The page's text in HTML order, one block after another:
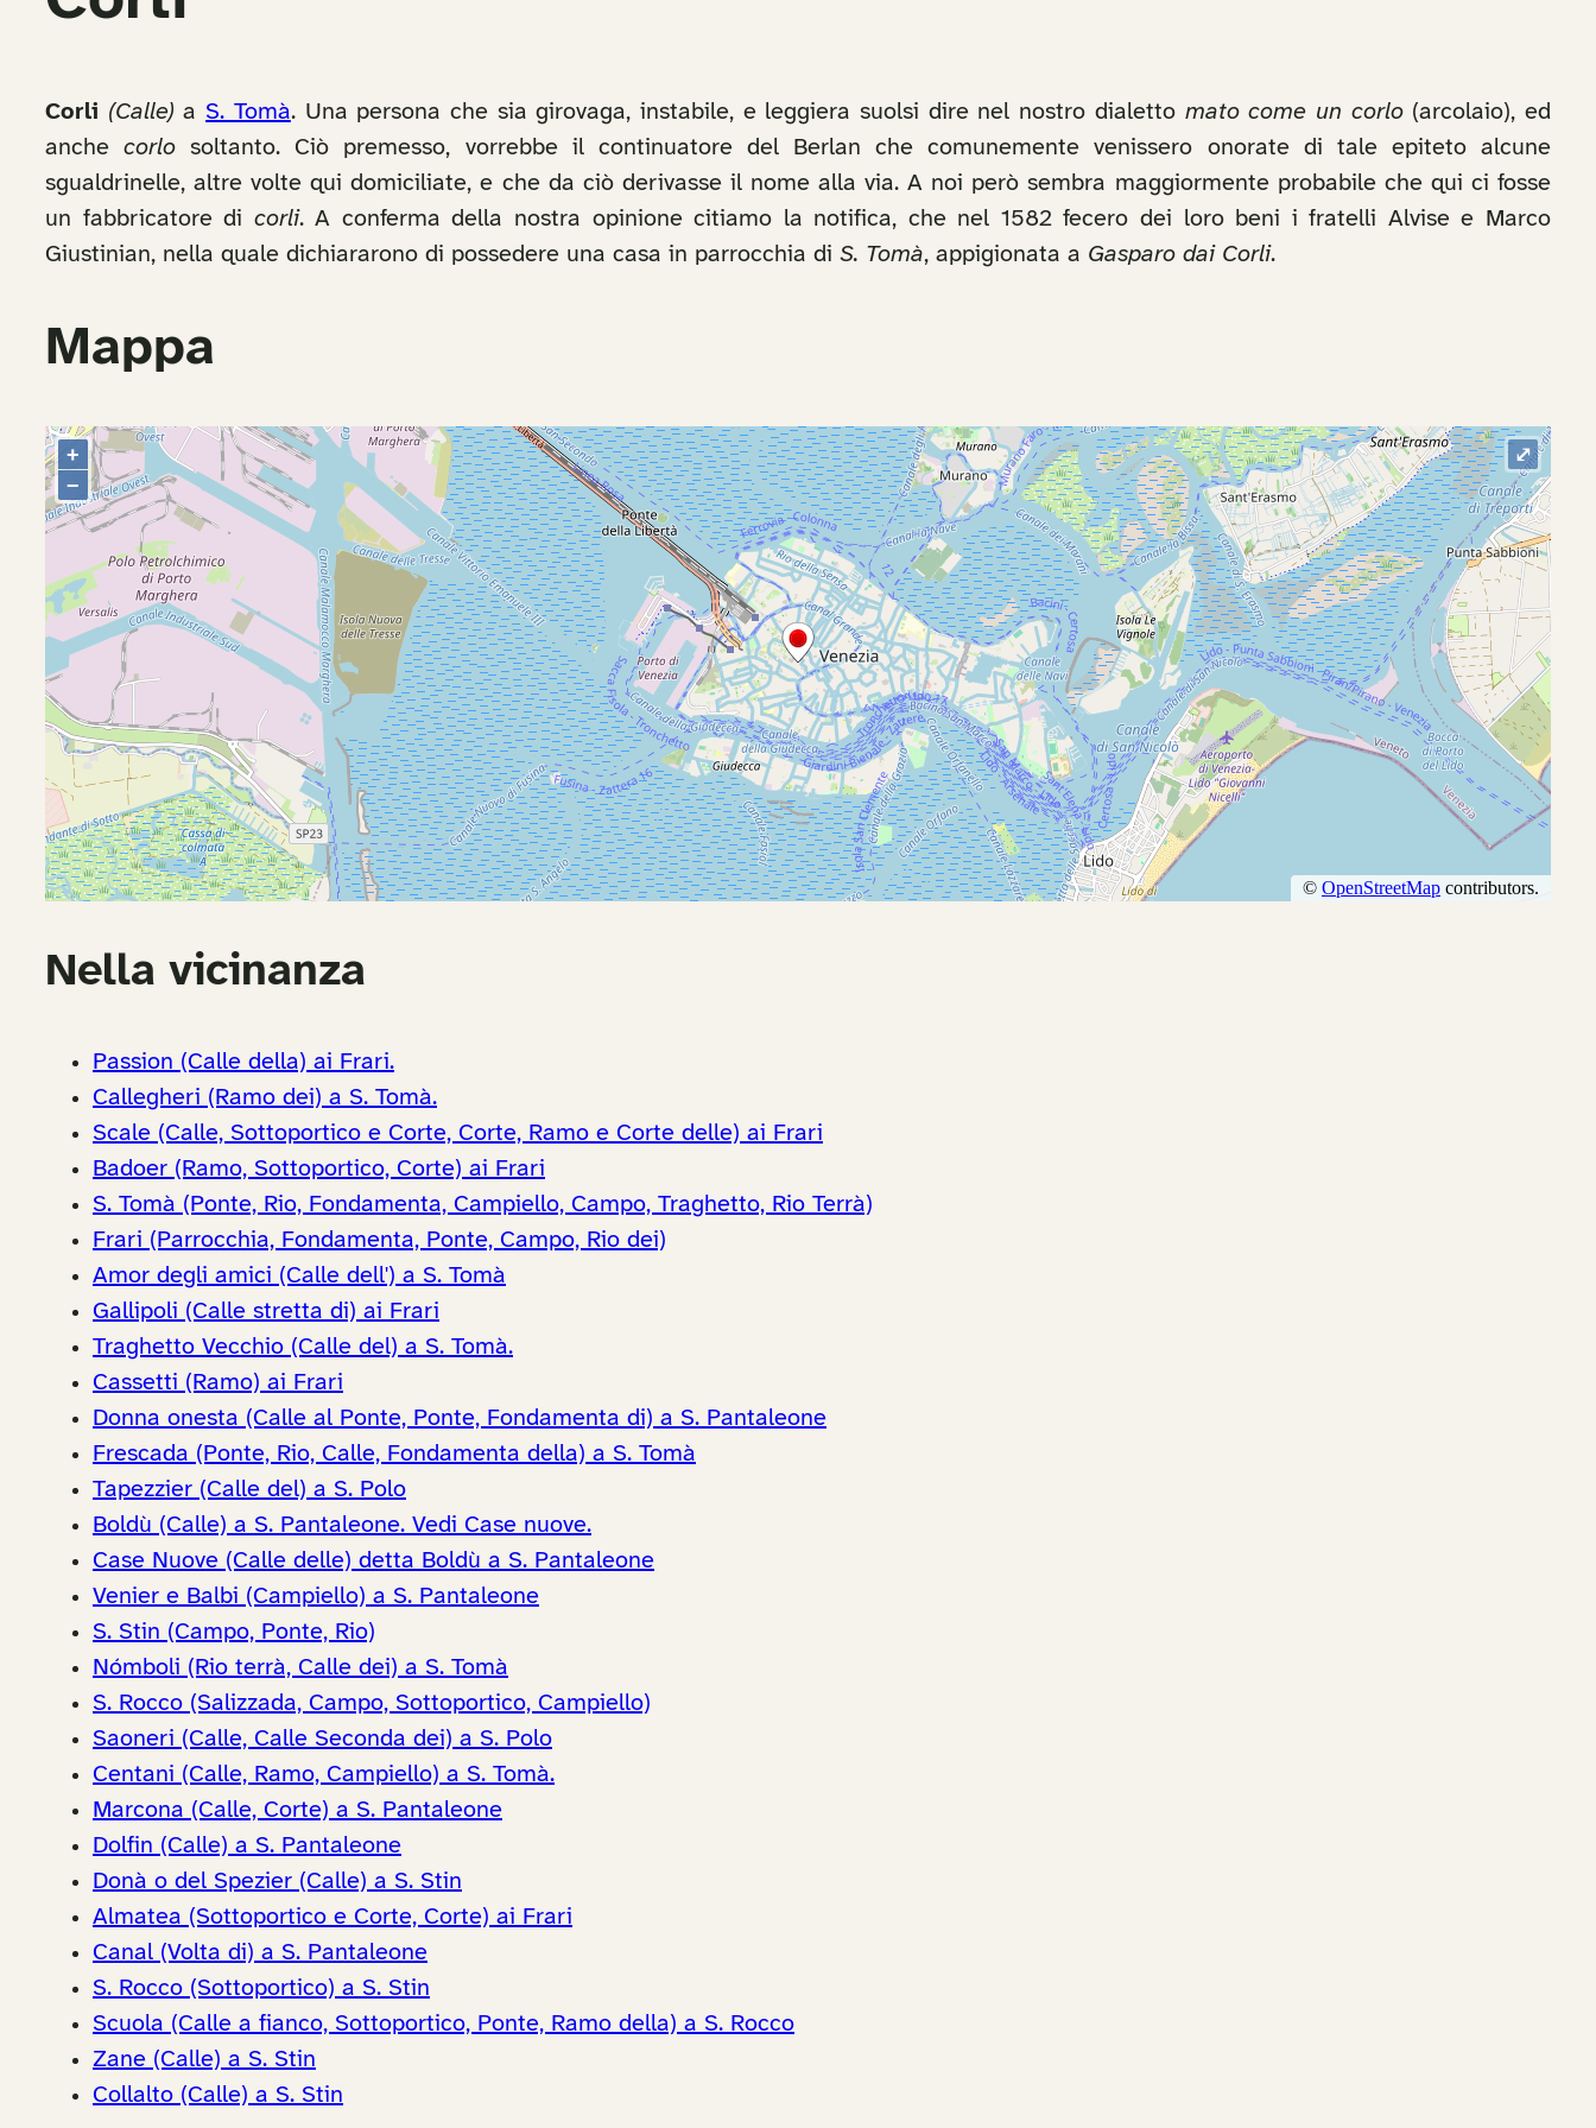
Corli (Calle) a S. Tomà. Una persona che sia girovaga, instabile, e leggiera suolsi dire nel nostro dialetto mato come un corlo(arcolaio), ed
anchecorlo soltanto. Ciò premesso, vorrebbe il continuatore del Berlan che comunemente venissero onorate di tale epiteto alcune
sgualdrinelle, altre volte qui domiciliate, e che da ciò derivasse il nome alla via. A noi però sembra maggiormente probabile che qui ci fosse
un fabbricatore di corli. A conferma della nostra opinione citiamo la notifica, che nel 1582 fecero dei loro beni i fratelli Alvise e Marco
Giustinian, nella quale dichiararono di possedere una casa in parrocchia di S. Tomà, appigionata a Gasparo dai Corli.
Mappa
Nella vicinanza
Passion (Calle della) ai Frari.
Callegheri (Ramo dei) a S. Tomà.
Scale (Calle, Sottoportico e Corte, Corte, Ramo e Corte delle) ai Frari
Badoer (Ramo, Sottoportico, Corte) ai Frari
S. Tomà (Ponte, Rio, Fondamenta, Campiello, Campo, Traghetto, Rio Terrà)
Frari (Parrocchia, Fondamenta, Ponte, Campo, Rio dei)
Amor degli amici (Calle dell') a S. Tomà
Gallipoli (Calle stretta di) ai Frari
Traghetto Vecchio (Calle del) a S. Tomà.
Cassetti (Ramo) ai Frari
Donna onesta (Calle al Ponte, Ponte, Fondamenta di) a S. Pantaleone
Frescada (Ponte, Rio, Calle, Fondamenta della) a S. Tomà
Tapezzier (Calle del) a S. Polo
Boldù (Calle) a S. Pantaleone. Vedi Case nuove.
Case Nuove (Calle delle) detta Boldù a S. Pantaleone
Venier e Balbi (Campiello) a S. Pantaleone
S. Stin (Campo, Ponte, Rio)
Nómboli (Rio terrà, Calle dei) a S. Tomà
S. Rocco (Salizzada, Campo, Sottoportico, Campiello)
Saoneri (Calle, Calle Seconda dei) a S. Polo
Centani (Calle, Ramo, Campiello) a S. Tomà.
Marcona (Calle, Corte) a S. Pantaleone
Dolfin (Calle) a S. Pantaleone
Donà o del Spezier (Calle) a S. Stin
Almatea (Sottoportico e Corte, Corte) ai Frari
Canal (Volta di) a S. Pantaleone
S. Rocco (Sottoportico) a S. Stin
Scuola (Calle a fianco, Sottoportico, Ponte, Ramo della) a S. Rocco
Zane (Calle) a S. Stin
Collalto (Calle) a S. Stin